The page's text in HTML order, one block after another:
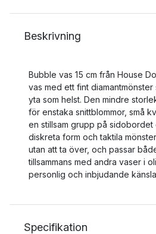
Beskrivning
Bubble vas 15 cm från House
vas med ett fint
yta som helst. Den mindre
för enstaka snittblommor, små
en stillsam grupp på sidobordet
diskreta form och taktila
utan att ta över, och passar
tillsammans med andra vaser i
personlig och inbjudande
Specifikation